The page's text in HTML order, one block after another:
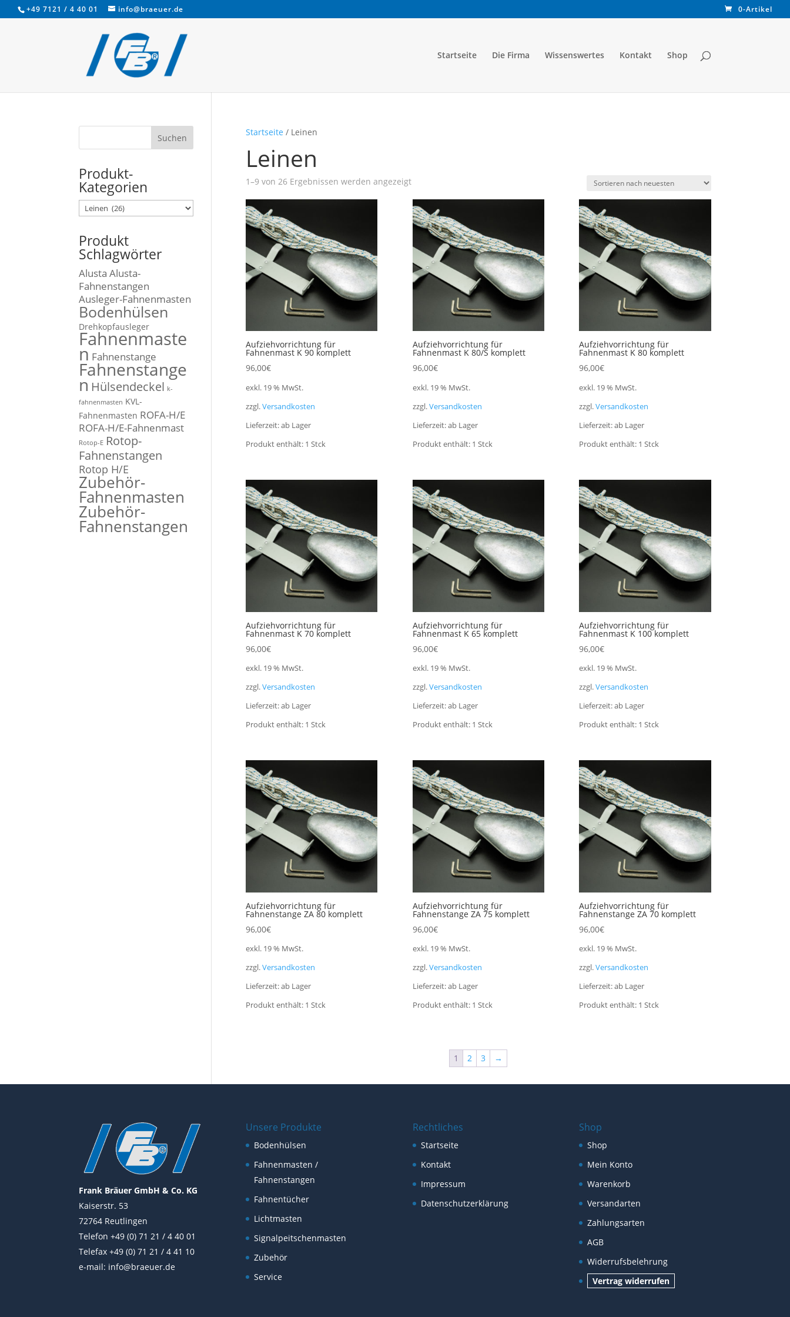
+49 7121 / 4 40 01 info@braeuer.de 0-Artikel
Startseite Die Firma Wissenswertes Kontakt Shop
Startseite / Leinen
Leinen
1–9 von 26 Ergebnissen werden angezeigtNach
sortiert
Aufziehvorrichtung für
Fahnenmast K 90 komplett
96,00€
exkl. 19 % MwSt.
zzgl.Versandkosten
Lieferzeit:ab Lager
Produkt enthält: 1 Stck
Aufziehvorrichtung für
Fahnenmast K 80/S komplett
96,00€
exkl. 19 % MwSt.
zzgl.Versandkosten
Lieferzeit:ab Lager
Produkt enthält: 1 Stck
Aufziehvorrichtung für
Fahnenmast K 80 komplett
96,00€
exkl. 19 % MwSt.
zzgl.Versandkosten
Lieferzeit:ab Lager
Produkt enthält: 1Stck
Aufziehvorrichtung für
Fahnenmast K 70 komplett
96,00€
exkl. 19 % MwSt.
zzgl.Versandkosten
Lieferzeit:ab Lager
Produkt enthält: 1 Stck
Aufziehvorrichtung für
Fahnenmast K 65 komplett
96,00€
exkl. 19 % MwSt.
zzgl.Versandkosten
Lieferzeit:ab Lager
Produkt enthält: 1 Stck
Aufziehvorrichtung für
Fahnenmast K 100 komplett
96,00€
exkl. 19 % MwSt.
zzgl.Versandkosten
Lieferzeit:ab Lager
Produkt enthält: 1Stck
Aufziehvorrichtung für
Fahnenstange ZA 80 komplett
96,00€
exkl. 19 % MwSt.
zzgl.Versandkosten
Lieferzeit:ab Lager
Produkt enthält: 1 Stck
Aufziehvorrichtung für
Fahnenstange ZA 75 komplett
96,00€
exkl. 19 % MwSt.
zzgl.Versandkosten
Lieferzeit:ab Lager
Produkt enthält: 1 Stck
Aufziehvorrichtung für
Fahnenstange ZA 70 komplett
96,00€
exkl. 19 % MwSt.
zzgl.Versandkosten
Lieferzeit:ab Lager
Produkt enthält: 1Stck
1 2 3 →
Produkt-
Kategorien
Produkt
Schlagwörter
Alusta Alusta-
Fahnenstangen
Ausleger-Fahnenmasten
Bodenhülsen
Drehkopfausleger
Fahnenmaste
n Fahnenstange
Fahnenstange
n Hülsendeckel k-
fahnenmasten KVL-
Fahnenmasten ROFA-H/E
ROFA-H/E-Fahnenmast
Rotop-E Rotop-
Fahnenstangen
Rotop H/E
Zubehör-
Fahnenmasten
Zubehör-
Fahnenstangen
Frank Bräuer GmbH & Co. KG
Kaiserstr. 53
72764 Reutlingen
Telefon +49 (0) 71 21 / 4 40 01
Telefax +49 (0) 71 21 / 4 41 10
e-mail: info@braeuer.de
Unsere Produkte
Bodenhülsen
Fahnenmasten /
Fahnenstangen
Fahnentücher
Lichtmasten
Signalpeitschenmasten
Zubehör
Service
Rechtliches
Startseite
Kontakt
Impressum
Datenschutzerklärung
Shop
Shop
Mein Konto
Warenkorb
Versandarten
Zahlungsarten
AGB
Widerrufsbelehrung
Vertrag widerrufen